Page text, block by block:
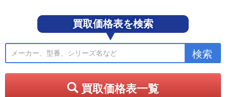
買取価格表を検索
買取価格表一覧